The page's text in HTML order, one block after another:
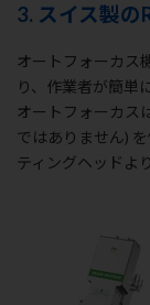
3. スイス製の
オートフォーカス
り、作業者が簡単
オートフォーカス
ではありません)
ティングヘッドよ